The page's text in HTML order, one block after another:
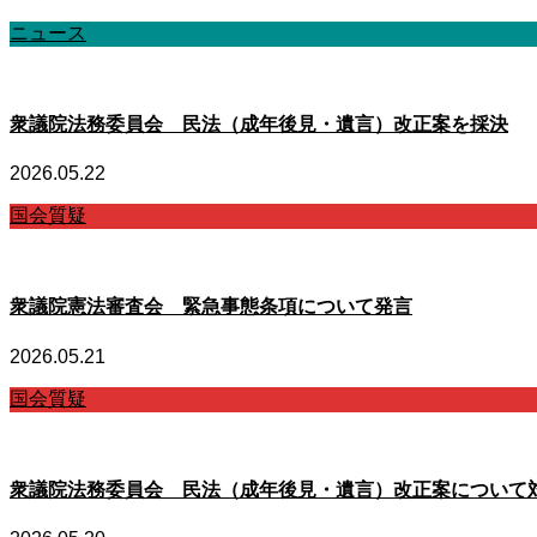
ニュース
衆議院法務委員会 民法（成年後見・遺言）改正案を採決
2026.05.22
国会質疑
衆議院憲法審査会 緊急事態条項について発言
2026.05.21
国会質疑
衆議院法務委員会 民法（成年後見・遺言）改正案について